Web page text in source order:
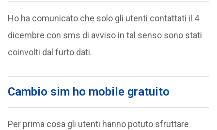
Ho ha comunicato che solo gli utenti contattati il 4
dicembre con sms di avviso in tal senso sono stati
coinvolti dal furto dati.
Cambio sim ho mobile gratuito
Per prima cosa gli utenti hanno potuto sfruttare